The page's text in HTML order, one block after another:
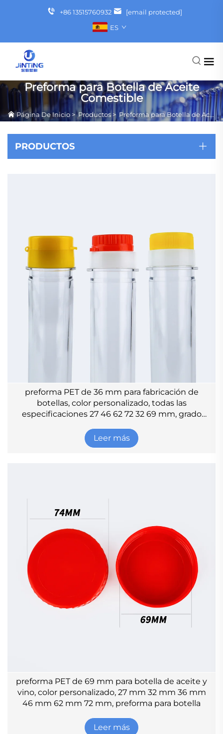
+86 13515760932
[email protected]
ES
Preforma para Botella de Aceite
Comestible
Página De Inicio>Productos > Preforma para Botella de Aceite Comestible
PRODUCTOS
preforma PET de 36 mm para fabricación de
botellas, color personalizado, todas las
especificaciones 27 46 62 72 32 69 mm, grado
Leer más
preforma PET de 69 mm para botella de aceite y
vino, color personalizado, 27 mm 32 mm 36 mm
46 mm 62 mm 72 mm, preforma para botella
Leer más